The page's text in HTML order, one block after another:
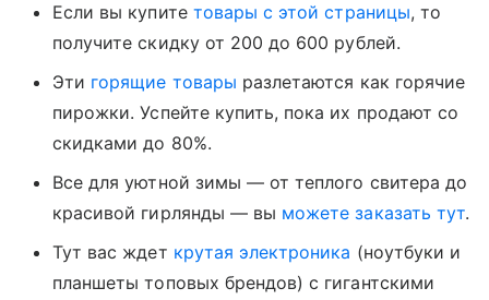
Если вы купите товары с этой страницы, то
получите скидку от 200 до 600 рублей.
Эти горящие товары разлетаются как горячие
пирожки. Успейте купить, пока их продают со
скидками до 80%.
Все для уютной зимы — от теплого свитера до
красивой гирлянды — вы можете заказать тут.
Тут вас ждет крутая электроника (ноутбуки и
планшеты топовых брендов) с гигантскими